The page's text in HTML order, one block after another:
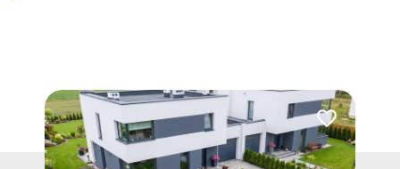
Dodaj do